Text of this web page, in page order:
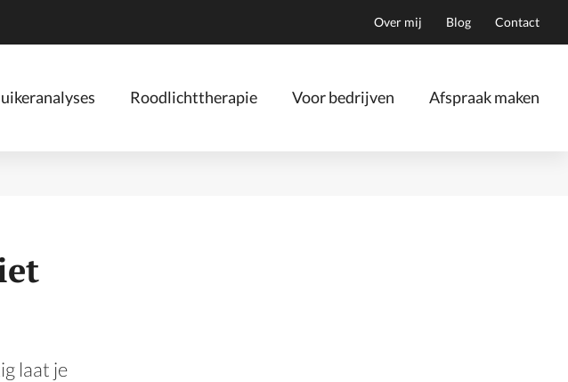
Over mij Blog Contact
Roodlichttherapie Voor bedrijven Afspraak maken
laat je